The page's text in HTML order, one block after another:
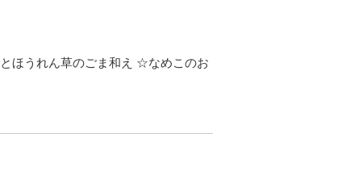
ほうれん草のごま和え ☆なめこのお